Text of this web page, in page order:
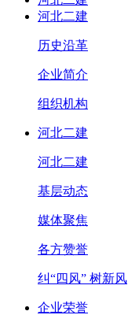
河北二建
历史沿革
企业简介
组织机构
河北二建
河北二建
基层动态
媒体聚焦
各方赞誉
纠“四风” 树新风
企业荣誉